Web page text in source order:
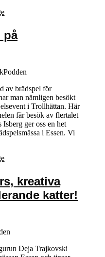
på
av brädspel för
man nämligen besökt
i Trollhättan. Här
får besök av flertalet
Isberg ger oss en het
i Essen. Vi
kreativa
katter!
Deja Trajkovski